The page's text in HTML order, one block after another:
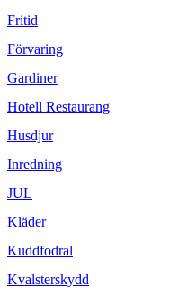
Fritid
Förvaring
Gardiner
Hotell Restaurang
Husdjur
Inredning
JUL
Kläder
Kuddfodral
Kvalsterskydd